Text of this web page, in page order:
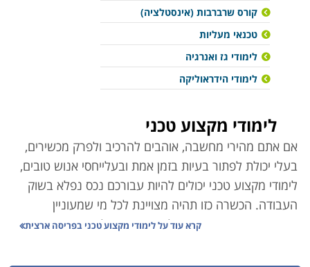
קורס שרברבות (אינסטלציה)
טכנאי מעליות
לימודי גז ואנרגיה
לימודי הידראוליקה
לימודי מקצוע טכני
אם אתם מהירי מחשבה, אוהבים להרכיב ולפרק מכשירים,
בעלי יכולת לפתור בעיות בזמן אמת ובעלייחסי אנוש טובים,
לימודי מקצוע טכני יכולים להיות עבורכם נכס נפלא בשוק
העבודה. הכשרה כזו תהיה מצויינת לכל מי שמעוניין
במקצוע מעשי, אשר ניתן לעסוק בו מיד לאחר סיום
מקצועית, קריירה חדשה או פתיחת עסק עצמאי. הכשרת
קרא עוד עללימודי מקצוע טכני בפריסה ארצית